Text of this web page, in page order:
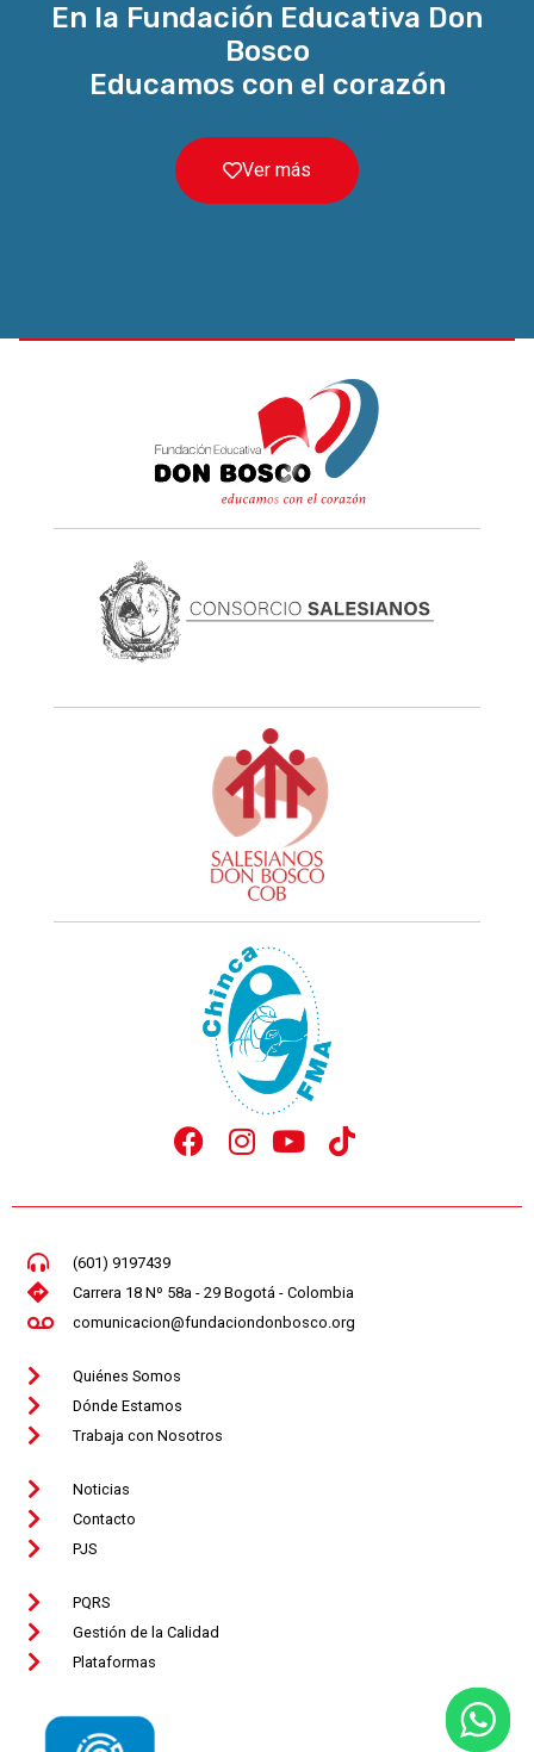
En la Fundación Educativa Don
Bosco
Educamos con el corazón
Ver más
(601) 9197439
Carrera 18 Nº 58a - 29 Bogotá - Colombia
comunicacion@fundaciondonbosco.org
Quiénes Somos
Dónde Estamos
Trabaja con Nosotros
Noticias
Contacto
PJS
PQRS
Gestión de la Calidad
Plataformas